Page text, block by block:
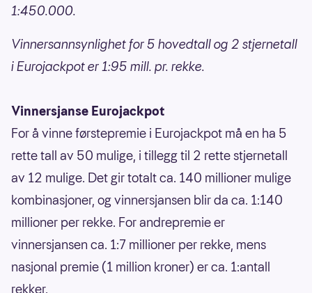
1:450.000.
Vinnersannsynlighet for 5 hovedtall og 2 stjernetall
i Eurojackpot er 1:95 mill. pr. rekke.
Vinnersjanse Eurojackpot
For å vinne førstepremie i Eurojackpot må en ha 5
rette tall av 50 mulige, i tillegg til 2 rette stjernetall
av 12 mulige. Det gir totalt ca. 140 millioner mulige
kombinasjoner, og vinnersjansen blir da ca. 1:140
millioner per rekke. For andrepremie er
vinnersjansen ca. 1:7 millioner per rekke, mens
nasjonal premie (1 million kroner) er ca. 1:antall
rekker.